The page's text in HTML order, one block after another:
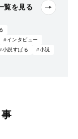
覧を見る
#インタビュー
小説すばる
#小説